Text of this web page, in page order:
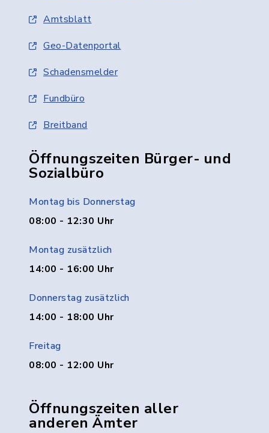
Amtsblatt
Geo-Datenportal
Schadensmelder
Fundbüro
Breitband
Öffnungszeiten Bürger- und
Sozialbüro
Montag bis Donnerstag
08:00 - 12:30 Uhr
Montag zusätzlich
14:00 - 16:00 Uhr
Donnerstag zusätzlich
14:00 - 18:00 Uhr
Freitag
08:00 - 12:00 Uhr
Öffnungszeiten aller
anderen Ämter